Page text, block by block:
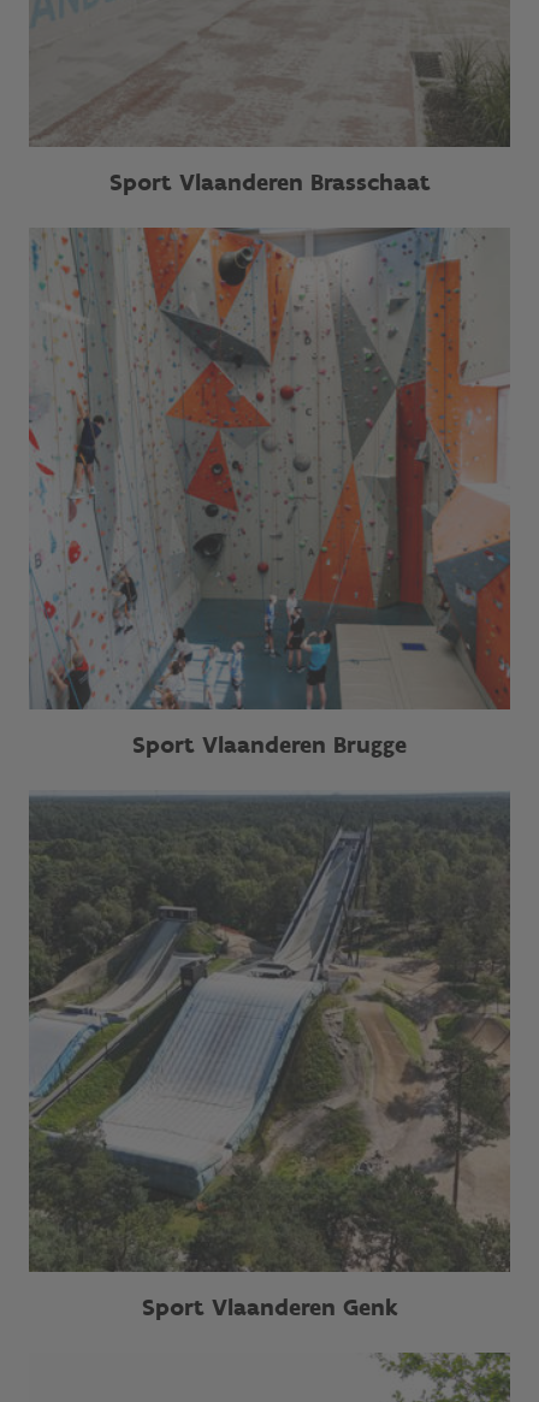
Sport Vlaanderen Brasschaat
Sport Vlaanderen Brugge
Sport Vlaanderen Genk